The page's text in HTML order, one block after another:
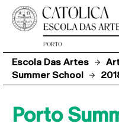
Escola Das Artes
Summer School
Porto